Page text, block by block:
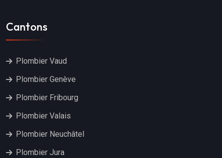
Cantons
Plombier Vaud
Plombier Genève
Plombier Fribourg
Plombier Valais
Plombier Neuchâtel
Plombier Jura